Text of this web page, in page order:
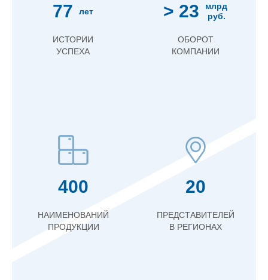
77 лет
ИСТОРИИ
УСПЕХА
> 23
млрд
руб.
ОБОРОТ
КОМПАНИИ
400
НАИМЕНОВАНИЙ
ПРОДУКЦИИ
20
ПРЕДСТАВИТЕЛЕЙ
В РЕГИОНАХ